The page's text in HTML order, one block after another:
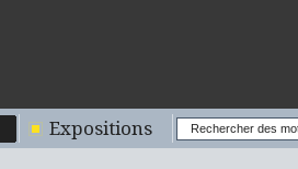
Expositions